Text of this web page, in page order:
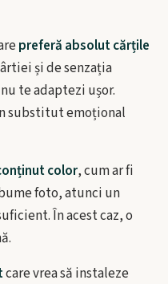
preferă absolut cărțile
și de senzația
te adaptezi ușor.
substitut emoțional
color, cum ar fi
foto, atunci un
În acest caz, o
care vrea să instaleze